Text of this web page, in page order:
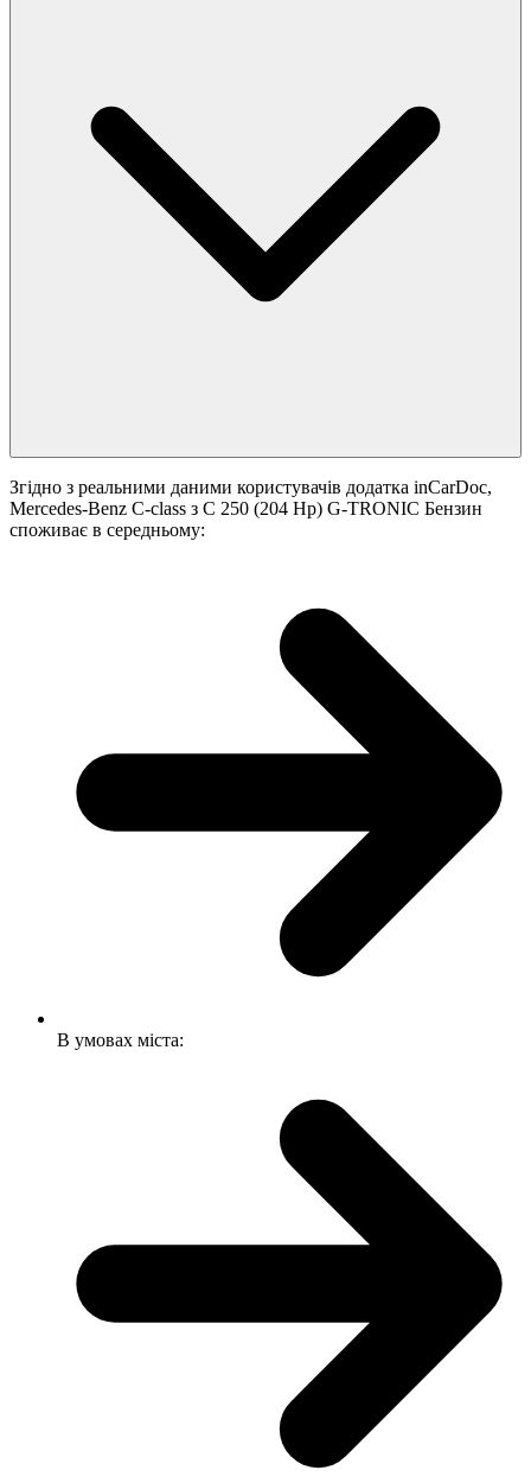
Згідно з реальними даними користувачів додатка inCarDoc,
Mercedes-Benz C-class з C 250 (204 Hp) G-TRONIC Бензин
споживає в середньому:
В умовах міста: